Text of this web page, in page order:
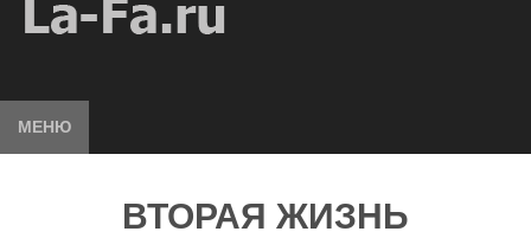
МЕНЮ
ВТОРАЯ ЖИЗНЬ